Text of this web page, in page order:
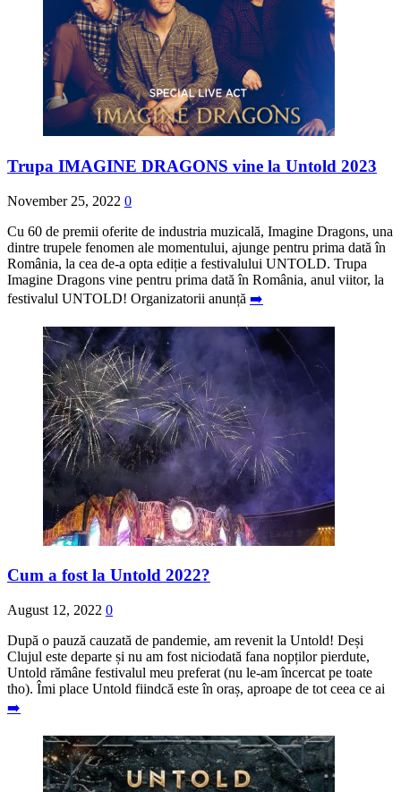
Trupa IMAGINE DRAGONS vine la Untold 2023
November 25, 2022 0
Cu 60 de premii oferite de industria muzicală, Imagine Dragons, una
dintre trupele fenomen ale momentului, ajunge pentru prima dată în
România, la cea de-a opta ediție a festivalului UNTOLD. Trupa
Imagine Dragons vine pentru prima dată în România, anul viitor, la
festivalul UNTOLD! Organizatorii anunță ➡️
Cum a fost la Untold 2022?
August 12, 2022 0
După o pauză cauzată de pandemie, am revenit la Untold! Deși
Clujul este departe și nu am fost niciodată fana nopților pierdute,
Untold rămâne festivalul meu preferat (nu le-am încercat pe toate
tho). Îmi place Untold fiindcă este în oraș, aproape de tot ceea ce ai
➡️